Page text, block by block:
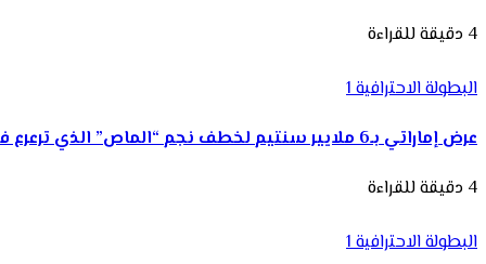
4 دقيقة للقراءة
البطولة الاحترافية 1
عرض إماراتي بـ6 ملايير سنتيم لخطف نجم “الماص” الذي ترعرع في الرجاء
4 دقيقة للقراءة
البطولة الاحترافية 1